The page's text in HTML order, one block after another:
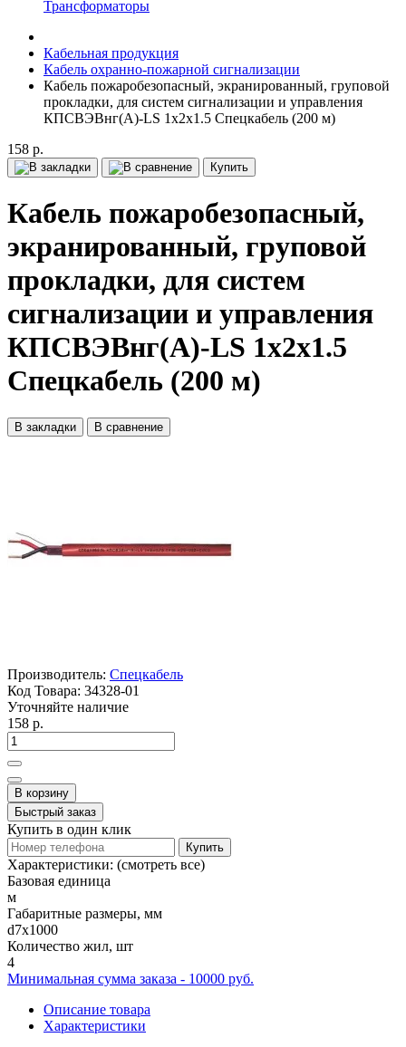
Трансформаторы
Кабельная продукция
Кабель охранно-пожарной сигнализации
Кабель пожаробезопасный, экранированный, груповой
прокладки, для систем сигнализации и управления
КПСВЭВнг(А)-LS 1x2x1.5 Спецкабель (200 м)
158 р.
Купить
Кабель пожаробезопасный,
экранированный, груповой
прокладки, для систем
сигнализации и управления
КПСВЭВнг(А)-LS 1x2x1.5
Спецкабель (200 м)
В закладки В сравнение
Производитель: Спецкабель
Код Товара: 34328-01
Уточняйте наличие
158 р.
В корзину
Быстрый заказ
Купить в один клик
Купить
Характеристики: (смотреть все)
Базовая единица
м
Габаритные размеры, мм
d7x1000
Количество жил, шт
4
Минимальная сумма заказа - 10000 руб.
Описание товара
Характеристики